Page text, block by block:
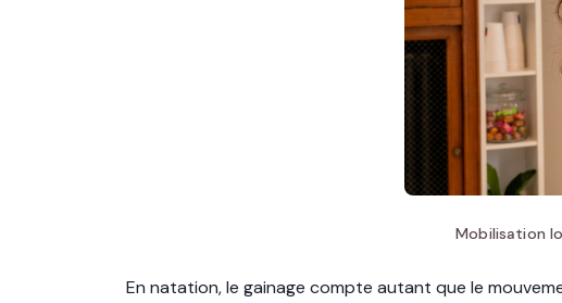
Mobilisation
En natation, le gainage compte autant que le